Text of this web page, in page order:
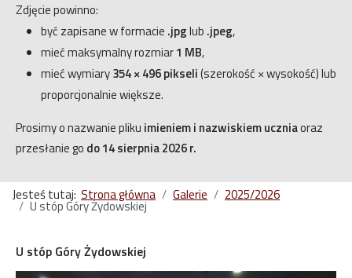
Zdjęcie powinno:
być zapisane w formacie .jpglub .jpeg,
mieć maksymalny rozmiar1 MB,
mieć wymiary354 × 496 pikseli(szerokość × wysokość) lub
proporcjonalnie większe.
Prosimy o nazwanie pliku imieniem i nazwiskiem uczniaoraz
przesłanie go do 14 sierpnia 2026 r.
Jesteś tutaj: Strona główna Galerie 2025/2026
U stóp Góry Żydowskiej
U stóp Góry Żydowskiej